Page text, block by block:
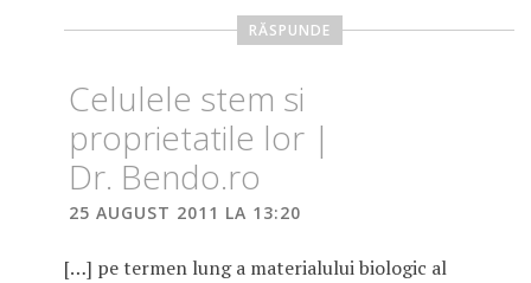
RĂSPUNDE
Celulele stem si
proprietatile lor |
Dr. Bendo.ro
25 AUGUST 2011 LA 13:20
[…] pe termen lung a materialului biologic al